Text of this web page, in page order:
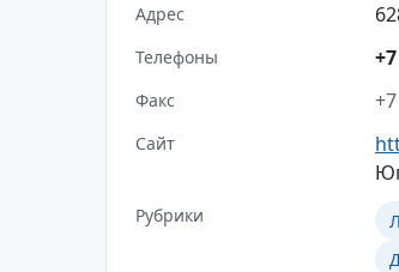
Адрес
Телефоны
Факс
Сайт
Рубрики